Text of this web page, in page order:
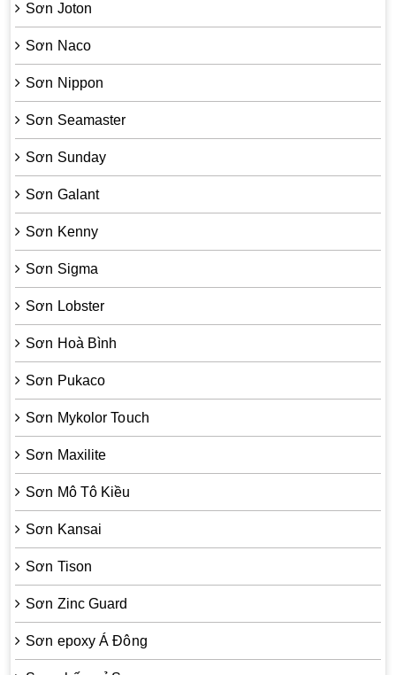
Sơn Joton
Sơn Naco
Sơn Nippon
Sơn Seamaster
Sơn Sunday
Sơn Galant
Sơn Kenny
Sơn Sigma
Sơn Lobster
Sơn Hoà Bình
Sơn Pukaco
Sơn Mykolor Touch
Sơn Maxilite
Sơn Mô Tô Kiều
Sơn Kansai
Sơn Tison
Sơn Zinc Guard
Sơn epoxy Á Đông